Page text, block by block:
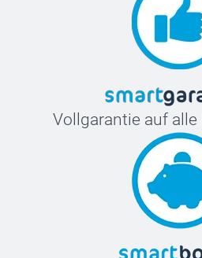
Vollgarantie auf